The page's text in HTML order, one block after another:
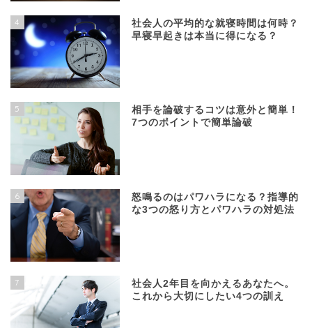
4
社会人の平均的な就寝時間は何時？
早寝早起きは本当に得になる？
5
相手を論破するコツは意外と簡単！
7つのポイントで簡単論破
6
怒鳴るのはパワハラになる？指導的
な3つの怒り方とパワハラの対処法
7
社会人2年目を向かえるあなたへ。
これから大切にしたい4つの訓え